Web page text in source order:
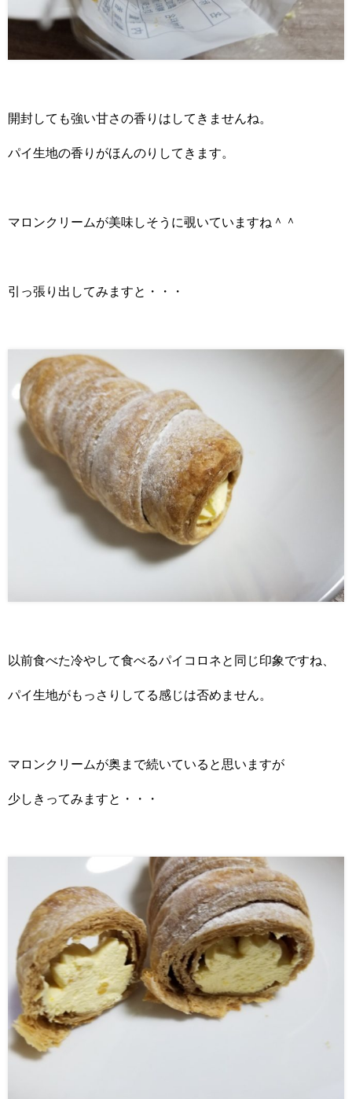
開封しても強い甘さの香りはしてきませんね。
パイ生地の香りがほんのりしてきます。
マロンクリームが美味しそうに覗いていますね＾＾
引っ張り出してみますと・・・
以前食べた冷やして食べるパイコロネと同じ印象ですね、
パイ生地がもっさりしてる感じは否めません。
マロンクリームが奥まで続いていると思いますが
少しきってみますと・・・